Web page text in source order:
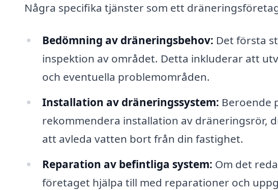
Några specifika tjänster som ett
Bedömning av dräneringsbehov: Det första
inspektion av området. Detta inkluderar att
och eventuella problemområden.
Installation av dräneringssystem: Beroende
rekommendera installation av dräneringsrör,
att avleda vatten bort från din fastighet.
Reparation av befintliga system: Om det
företaget hjälpa till med reparationer och